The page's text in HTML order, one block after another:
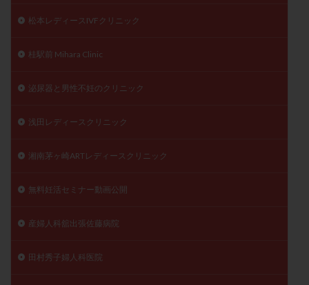
松本レディースIVFクリニック
桂駅前 Mihara Clinic
泌尿器と男性不妊のクリニック
浅田レディースクリニック
湘南茅ヶ崎ARTレディースクリニック
無料妊活セミナー動画公開
産婦人科舘出張佐藤病院
田村秀子婦人科医院